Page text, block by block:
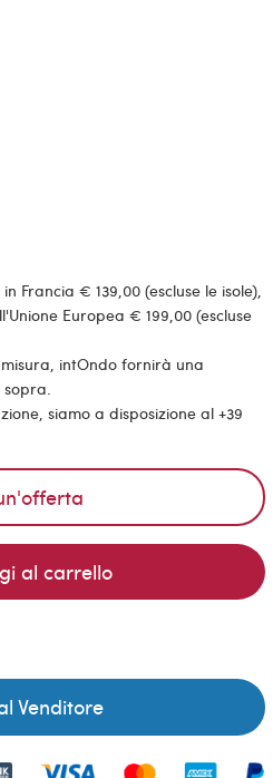
Francia € 139,00 (escluse le isole),
Europea € 199,00 (escluse
intOndo fornirà una
sopra.
siamo a disposizione al +39
al carrello
Venditore